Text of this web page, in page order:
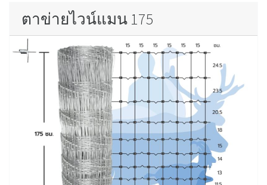
ตาข่ายไวน์แมน 175